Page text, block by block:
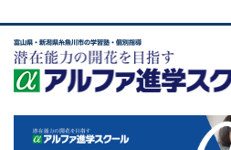
富山県・新潟県糸魚川市の学習塾・個別指導